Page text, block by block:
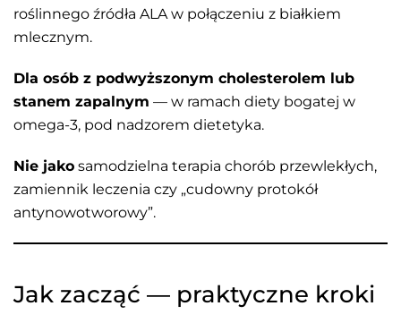
roślinnego źródła ALA w połączeniu z białkiem
mlecznym.
Dla osób z podwyższonym cholesterolem lub
stanem zapalnym — w ramach diety bogatej w
omega-3, pod nadzorem dietetyka.
Nie jako samodzielna terapia chorób przewlekłych,
zamiennik leczenia czy „cudowny protokół
antynowotworowy”.
Jak zacząć — praktyczne kroki